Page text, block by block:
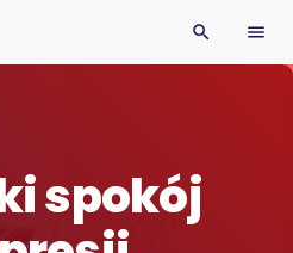
search menu
spokój